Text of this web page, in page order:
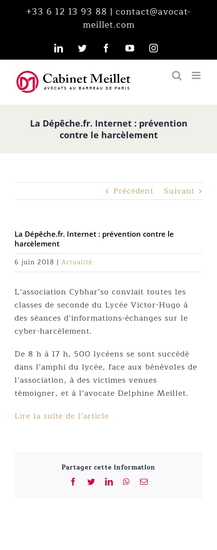
+33 6 12 13 93 88 | contact@avocat-
meillet.com
LinkedInTwitter FacebookYouTubeInstagram
La Dépêche.fr. Internet : prévention
contre le harcèlement
Précédent Suivant
La Dépêche.fr. Internet : prévention contre le
harcèlement
6 juin 2018 | Actualité
L’association Cybhar’so conviait toutes les
classes de seconde du Lycée Victor-Hugo à
des séances d’informations-échanges sur le
cyber-harcèlement.
De 8 h à 17 h, 500 lycéens se sont succédé
dans l’amphi du lycée, face aux bénévoles de
l’association, à des victimes venues
témoigner, et à l’avocate Delphine Meillet.
Lire la suite de l’article
Partager cette information
Facebook
TwitterLinkedInWhatsApp
Email